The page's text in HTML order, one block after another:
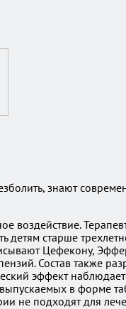
знают
старше
Цефекону,
Состав также
эффект
в форме
не подходят для